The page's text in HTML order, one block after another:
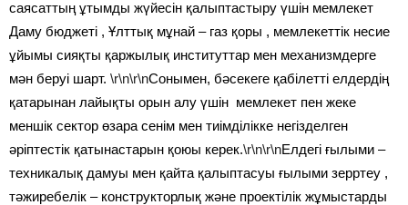
саясаттың ұтымды жүйесін қалыптастыру үшін мемлекет
Даму бюджеті , Ұлттық мұнай – газ қоры , мемлекеттік несие
ұйымы сияқты қаржылық институттар мен механизмдерге
мән беруі шарт. \r\n\r\nСонымен, бәсекеге қабілетті елдердің
қатарынан лайықты орын алу үшін мемлекет пен жеке
меншік сектор өзара сенім мен тиімділікке негізделген
әріптестік қатынастарын қоюы керек.\r\n\r\nЕлдегі ғылыми –
техникалық дамуы мен қайта қалыптасуы ғылыми зерртеу ,
тәжиребелік – конструкторлық және проектілік жұмыстарды